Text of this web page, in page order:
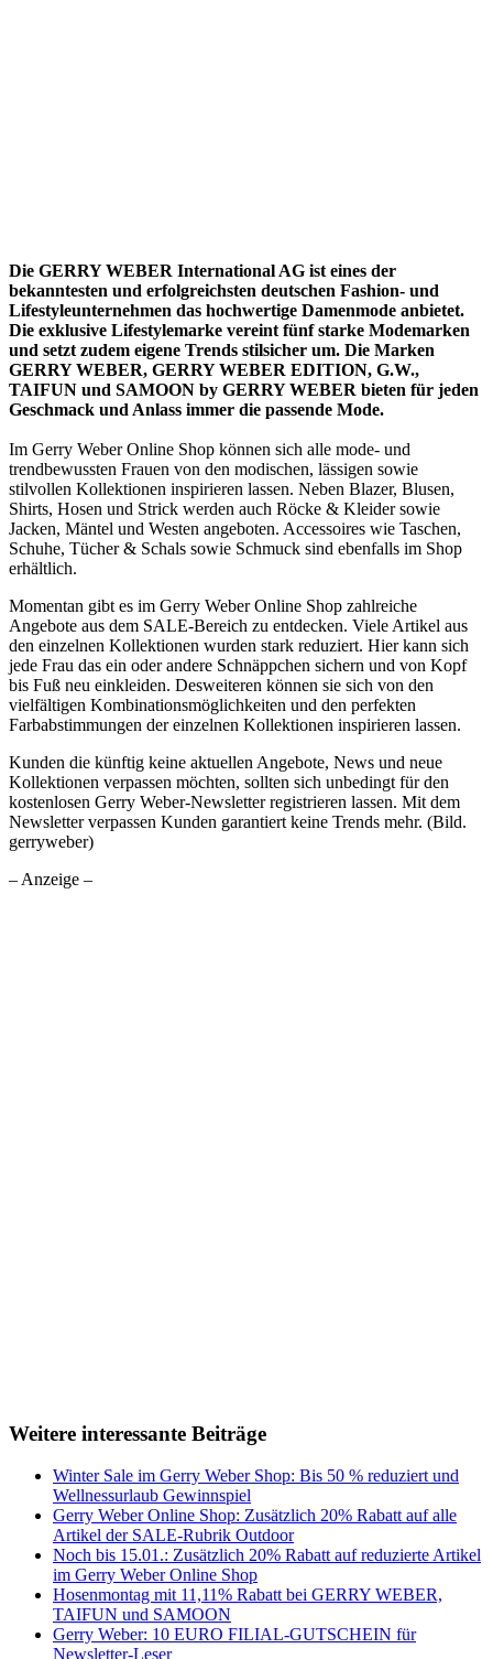
Die GERRY WEBER International AG ist eines der
bekanntesten und erfolgreichsten deutschen Fashion- und
Lifestyleunternehmen das hochwertige Damenmode anbietet.
Die exklusive Lifestylemarke vereint fünf starke Modemarken
und setzt zudem eigene Trends stilsicher um. Die Marken
GERRY WEBER, GERRY WEBER EDITION, G.W.,
TAIFUN und SAMOON by GERRY WEBER bieten für jeden
Geschmack und Anlass immer die passende Mode.
Im Gerry Weber Online Shop können sich alle mode- und
trendbewussten Frauen von den modischen, lässigen sowie
stilvollen Kollektionen inspirieren lassen. Neben Blazer, Blusen,
Shirts, Hosen und Strick werden auch Röcke & Kleider sowie
Jacken, Mäntel und Westen angeboten. Accessoires wie Taschen,
Schuhe, Tücher & Schals sowie Schmuck sind ebenfalls im Shop
erhältlich.
Momentan gibt es im Gerry Weber Online Shop zahlreiche
Angebote aus dem SALE-Bereich zu entdecken. Viele Artikel aus
den einzelnen Kollektionen wurden stark reduziert. Hier kann sich
jede Frau das ein oder andere Schnäppchen sichern und von Kopf
bis Fuß neu einkleiden. Desweiteren können sie sich von den
vielfältigen Kombinationsmöglichkeiten und den perfekten
Farbabstimmungen der einzelnen Kollektionen inspirieren lassen.
Kunden die künftig keine aktuellen Angebote, News und neue
Kollektionen verpassen möchten, sollten sich unbedingt für den
kostenlosen Gerry Weber-Newsletter registrieren lassen. Mit dem
Newsletter verpassen Kunden garantiert keine Trends mehr. (Bild.
gerryweber)
– Anzeige –
Weitere interessante Beiträge
Winter Sale im Gerry Weber Shop: Bis 50 % reduziert und
Wellnessurlaub Gewinnspiel
Gerry Weber Online Shop: Zusätzlich 20% Rabatt auf alle
Artikel der SALE-Rubrik Outdoor
Noch bis 15.01.: Zusätzlich 20% Rabatt auf reduzierte Artikel
im Gerry Weber Online Shop
Hosenmontag mit 11,11% Rabatt bei GERRY WEBER,
TAIFUN und SAMOON
Gerry Weber: 10 EURO FILIAL-GUTSCHEIN für
Newsletter-Leser